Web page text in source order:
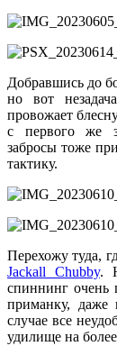
Добравшись до
но вот
провожает
с первого же
забросы тоже
тактику.
Перехожу туда,
Jackall Chubby.
спиннинг очень
приманку, даже
случае все
удилище на